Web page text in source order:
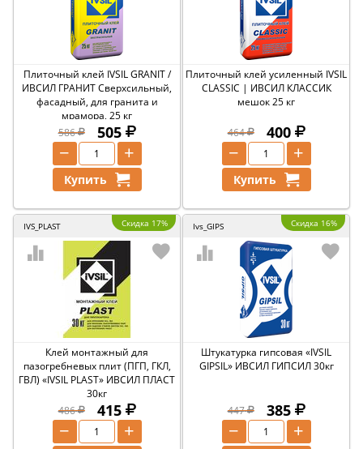
Плиточный клей IVSIL GRANIT /
ИВСИЛ ГРАНИТ Сверхсильный,
фасадный, для гранита и
мрамора, 25 кг
586
505
+
−
Купить
Плиточный клей усиленный IVSIL
CLASSIC | ИВСИЛ КЛАССИК
мешок 25 кг
464 400
+
−
Купить
IVS_PLAST Скидка 17%
Клей монтажный для
пазогребневых плит (ПГП, ГКЛ,
ГВЛ) «IVSIL PLAST» ИВСИЛ ПЛАСТ
30кг
486
415
+
−
Ivs_GIPS Скидка 16%
Штукатурка гипсовая «IVSIL
GIPSIL» ИВСИЛ ГИПСИЛ 30кг
447 385
+
−